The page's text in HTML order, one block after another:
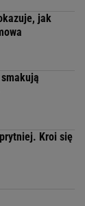
jak
Kroi się